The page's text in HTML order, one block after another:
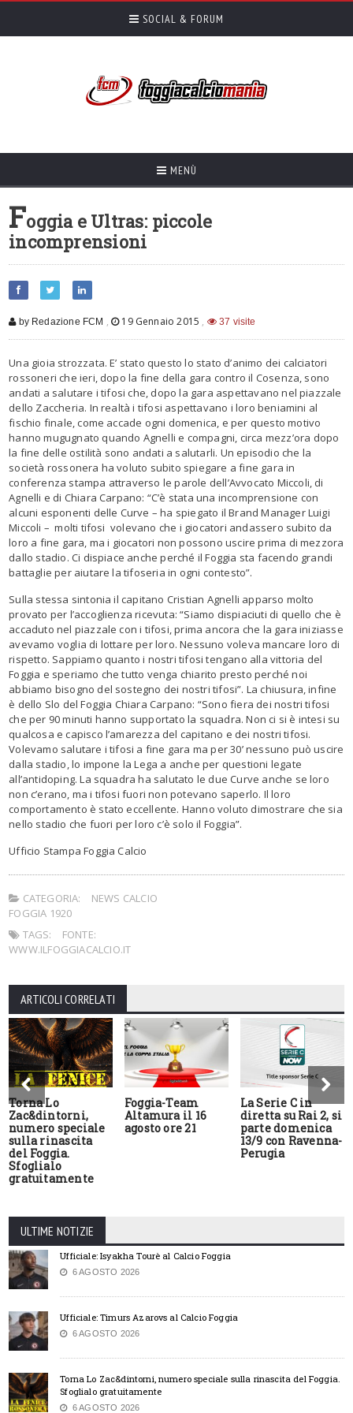
SOCIAL & FORUM
MENÙ
Foggia e Ultras: piccole
incomprensioni
by Redazione FCM , 19 Gennaio 2015 , 37 visite
Una gioia strozzata. E’ stato questo lo stato d’animo dei calciatori
rossoneri che ieri, dopo la fine della gara contro il Cosenza, sono
andati a salutare i tifosi che, dopo la gara aspettavano nel piazzale
dello Zaccheria. In realtà i tifosi aspettavano i loro beniamini al
fischio finale, come accade ogni domenica, e per questo motivo
hanno mugugnato quando Agnelli e compagni, circa mezz’ora dopo
la fine delle ostilità sono andati a salutarli. Un episodio che la
società rossonera ha voluto subito spiegare a fine gara in
conferenza stampa attraverso le parole dell’Avvocato Miccoli, di
Agnelli e di Chiara Carpano: “C’è stata una incomprensione con
alcuni esponenti delle Curve – ha spiegato il Brand Manager Luigi
Miccoli – molti tifosi volevano che i giocatori andassero subito da
loro a fine gara, ma i giocatori non possono uscire prima di mezzora
dallo stadio. Ci dispiace anche perché il Foggia sta facendo grandi
battaglie per aiutare la tifoseria in ogni contesto”.
Sulla stessa sintonia il capitano Cristian Agnelli apparso molto
provato per l’accoglienza ricevuta: “Siamo dispiaciuti di quello che è
accaduto nel piazzale con i tifosi, prima ancora che la gara iniziasse
avevamo voglia di lottare per loro. Nessuno voleva mancare loro di
rispetto. Sappiamo quanto i nostri tifosi tengano alla vittoria del
Foggia e speriamo che tutto venga chiarito presto perché noi
abbiamo bisogno del sostegno dei nostri tifosi”. La chiusura, infine
è dello Slo del Foggia Chiara Carpano: “Sono fiera dei nostri tifosi
che per 90 minuti hanno supportato la squadra. Non ci si è intesi su
qualcosa e capisco l’amarezza del capitano e dei nostri tifosi.
Volevamo salutare i tifosi a fine gara ma per 30’ nessuno può uscire
dalla stadio, lo impone la Lega a anche per questioni legate
all’antidoping. La squadra ha salutato le due Curve anche se loro
non c’erano, ma i tifosi fuori non potevano saperlo. Il loro
comportamento è stato eccellente. Hanno voluto dimostrare che sia
nello stadio che fuori per loro c’è solo il Foggia”.
Ufficio Stampa Foggia Calcio
CATEGORIA:
NEWS CALCIO
FOGGIA 1920
TAGS:
FONTE:
WWW.ILFOGGIACALCIO.IT
ARTICOLI CORRELATI
Torna Lo
Zac&dintorni,
numero speciale
sulla rinascita
del Foggia.
Sfoglialo
gratuitamente
Foggia-Team
Altamura il 16
agosto ore 21
La Serie C in
diretta su Rai 2, si
parte domenica
13/9 con Ravenna-
Perugia
ULTIME NOTIZIE
Ufficiale: Isyakha Tourè al Calcio Foggia
6 AGOSTO 2026
Ufficiale: Timurs Azarovs al Calcio Foggia
6 AGOSTO 2026
Torna Lo Zac&dintorni, numero speciale sulla rinascita del Foggia.
Sfoglialo gratuitamente
6 AGOSTO 2026